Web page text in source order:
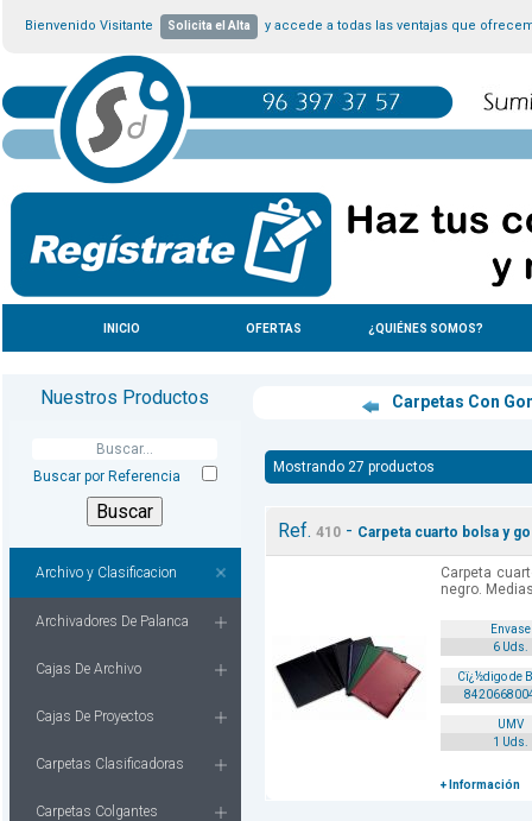
Bienvenido Visitante Solicita el Alta y accede a todas las ventajas que
INICIO OFERTAS ¿QUIÉNES SOMOS?
Nuestros Productos
Buscar por Referencia
Archivo y Clasificacion
Archivadores De Palanca
Cajas De Archivo
Cajas De Proyectos
Carpetas Clasificadoras
Carpetas Colgantes
Carpetas Con
Mostrando 27 productos
Ref. 410- Carpeta cuarto bolsa y
Carpeta
negro.
Envase
6 Uds.
Cï¿½digo de
UMV
1 Uds.
+ Información